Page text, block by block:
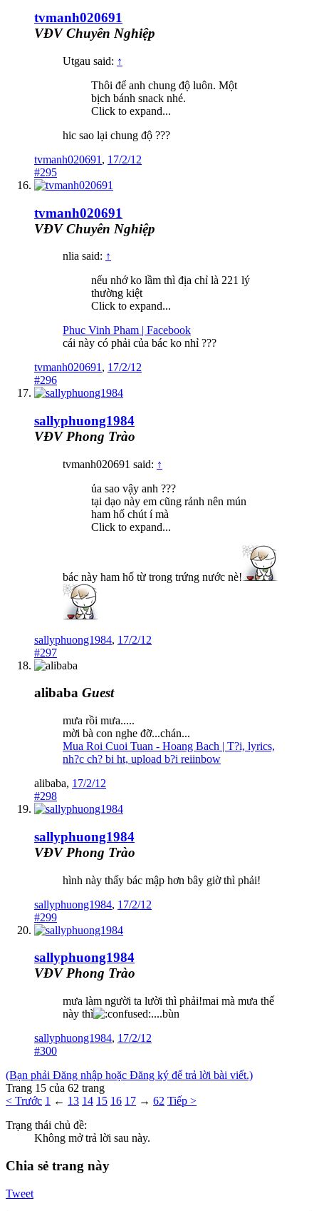
tvmanh020691
VĐV Chuyên Nghiệp
Utgau said: ↑
Thôi để anh chung độ luôn. Một
bịch bánh snack nhé.
Click to expand...
hic sao lại chung độ ???
tvmanh020691 , 17/2/12
#295
tvmanh020691
VĐV Chuyên Nghiệp
nlia said: ↑
nếu nhớ ko lầm thì địa chỉ là 221 lý
thường kiệt
Click to expand...
Phuc Vinh Pham | Facebook
cái này có phải của bác ko nhỉ ???
tvmanh020691 , 17/2/12
#296
sallyphuong1984
VĐV Phong Trào
tvmanh020691 said: ↑
ủa sao vậy anh ???
tại dạo này em cũng rảnh nên mún
ham hố chút í mà
Click to expand...
bác này ham hố từ trong trứng nước nè!
sallyphuong1984, 17/2/12
#297
alibaba Guest
mưa rồi mưa.....
mời bà con nghe đỡ...chán...
Mua Roi Cuoi Tuan - Hoang Bach | T?i, lyrics,
nh?c ch? bi ht, upload b?i reiinbow
alibaba, 17/2/12
#298
sallyphuong1984
VĐV Phong Trào
hình này thấy bác mập hơn bây giờ thì phải!
sallyphuong1984, 17/2/12
#299
sallyphuong1984
VĐV Phong Trào
mưa làm người ta lười thì phải!mai mà mưa thế
này thì
....bùn
sallyphuong1984, 17/2/12
#300
(Bạn phải Đăng nhập hoặc Đăng ký để trả lời bài viết.)
Trang 15 của 62 trang
< Trước 1 ← 13 14 15 16 17 → 62 Tiếp >
Trạng thái chủ đề:
Không mở trả lời sau này.
Chia sẻ trang này
Tweet